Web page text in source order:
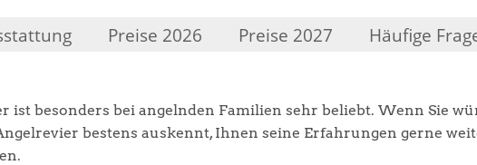
Preise 2026 Preise 2027 Häufige
ist besonders bei angelnden Familien sehr beliebt. Wenn Sie
bestens auskennt, Ihnen seine Erfahrungen gerne